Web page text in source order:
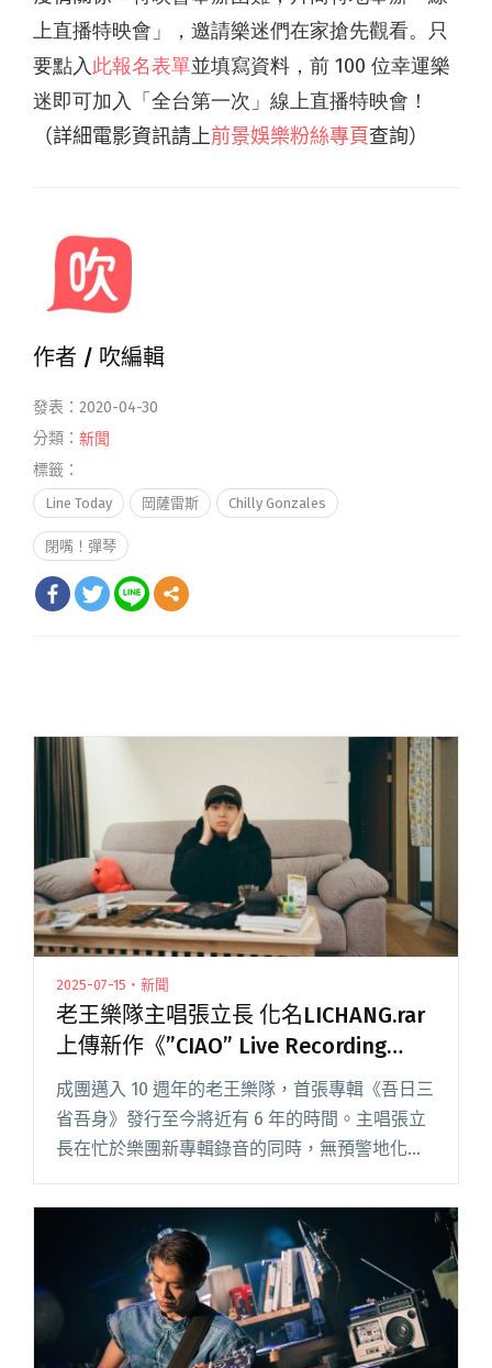
上直播特映會」，邀請樂迷們在家搶先觀看。只
要點入此報名表單並填寫資料，前 100 位幸運樂
迷即可加入「全台第一次」線上直播特映會！
（詳細電影資訊請上前景娛樂粉絲專頁查詢）
作者 / 吹編輯
發表：2020-04-30
分類： 新聞
標籤：
Line Today 岡薩雷斯 Chilly Gonzales
閉嘴！彈琴
2025-07-15・新聞
老王樂隊主唱張立長 化名LICHANG.rar
上傳新作《”CIAO” Live Recording
Demos》
成團邁入 10 週年的老王樂隊，首張專輯《吾日三
省吾身》發行至今將近有 6 年的時間。主唱張立
長在忙於樂團新專輯錄音的同時，無預警地化名
LICHANG.rar 在 StreetVoice 街聲上傳《”CIAO” L
閱讀全文 "老王樂隊主唱張立長 化名LICHANG.rar
上傳新作《”CIAO” Live Recording Demos》"